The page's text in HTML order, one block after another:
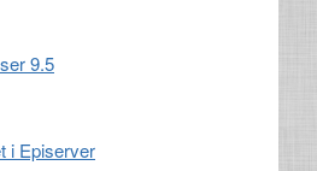
9.5
i Episerver